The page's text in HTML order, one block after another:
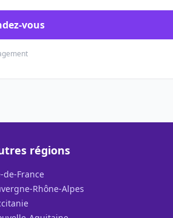
vous
régions
de-France
Rhône-Alpes